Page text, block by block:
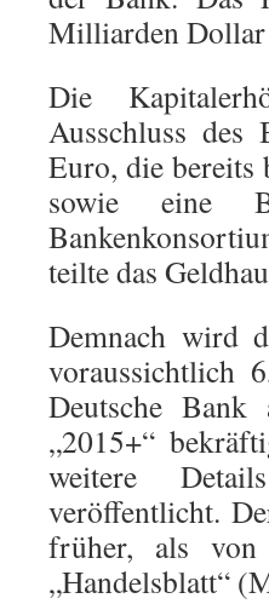
Milliarden Dollar
Die
Ausschluss
Euro, die bereits
sowie eine
teilte das
Demnach wird
voraussichtlich
Deutsche
„2015+“
weitere
veröffentlicht.
früher, als von
„Handelsblatt“